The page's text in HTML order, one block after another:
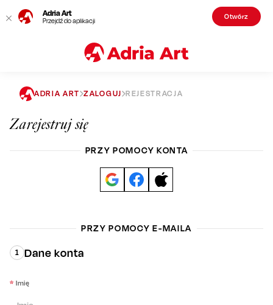
Adria Art
Przejdź do aplikacji Otwórz
ADRIA ART ZALOGUJ REJESTRACJA
Zarejestruj się
PRZY POMOCY KONTA
PRZY POMOCY E-MAILA
1 Dane konta
* Imię